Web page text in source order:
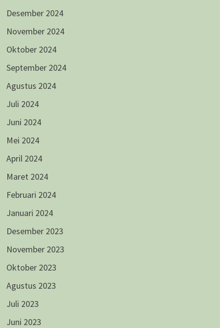
Desember 2024
November 2024
Oktober 2024
September 2024
Agustus 2024
Juli 2024
Juni 2024
Mei 2024
April 2024
Maret 2024
Februari 2024
Januari 2024
Desember 2023
November 2023
Oktober 2023
Agustus 2023
Juli 2023
Juni 2023